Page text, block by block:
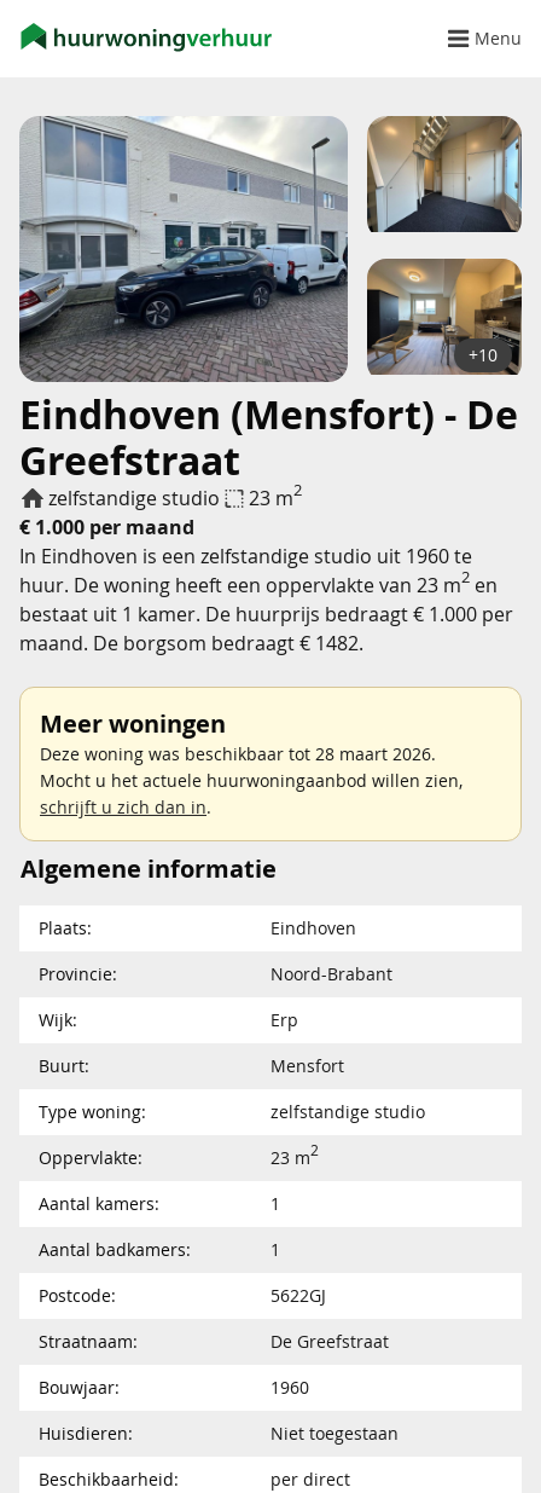
Menu
Eindhoven (Mensfort) - De
Greefstraat
zelfstandige studio 23 m2
€ 1.000 per maand
+10
In Eindhoven is een zelfstandige studio uit 1960 te
huur. De woning heeft een oppervlakte van 23 m2 en
bestaat uit 1 kamer. De huurprijs bedraagt € 1.000 per
maand. De borgsom bedraagt € 1482.
Meer woningen
Deze woning was beschikbaar tot 28 maart 2026.
Mocht u het actuele huurwoningaanbod willen zien,
schrijft u zich dan in.
Algemene informatie
Plaats:
Eindhoven
Provincie:
Noord-Brabant
Wijk:
Erp
Buurt:
Mensfort
Type woning:
zelfstandige studio
Oppervlakte:
23 m2
Aantal kamers:
1
Aantal badkamers:
1
Postcode:
5622GJ
Straatnaam:
De Greefstraat
Bouwjaar:
1960
Huisdieren:
Niet toegestaan
Beschikbaarheid:
per direct